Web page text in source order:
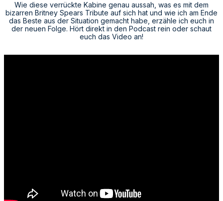
Wie diese verrückte Kabine genau aussah, was es mit dem
bizarren Britney Spears Tribute auf sich hat und wie ich am Ende
das Beste aus der Situation gemacht habe, erzähle ich euch in
der neuen Folge. Hört direkt in den Podcast rein oder schaut
euch das Video an!